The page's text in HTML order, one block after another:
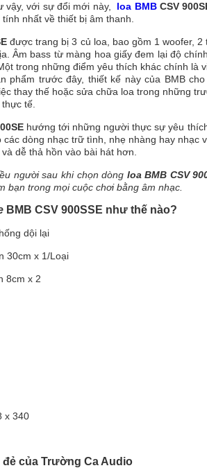
vậy, với sự đổi mới này, loa BMBCSV
nhất về thiết bị âm thanh.
được trang bị 3 củ loa, bao gồm 1 woofer,
Âm bass từ màng hoa giấy đem lại độ
trong những điểm yêu thích khác chính là
phẩm trước đây, thiết kế này của BMB
thay thế hoặc sửa chữa loa trong những
tế.
hướng tới những người thực sự yêu
dòng nhạc trữ tình, nhẹ nhàng hay nhạc
dễ thả hồn vào bài hát hơn.
người sau khi chọn dòng loa BMB CSV
bạn trong mọi cuộc chơi bằng âm nhạc.
BMB CSV 900SSE như thế nào?
dội lại
30cm x 1/Loại
8cm x 2
x 340
đẻ của Trường Ca Audio